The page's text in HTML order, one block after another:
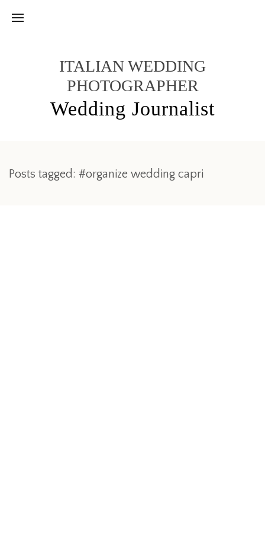
ITALIAN WEDDING
PHOTOGRAPHER
Wedding Journalist
Posts tagged: #organize wedding capri